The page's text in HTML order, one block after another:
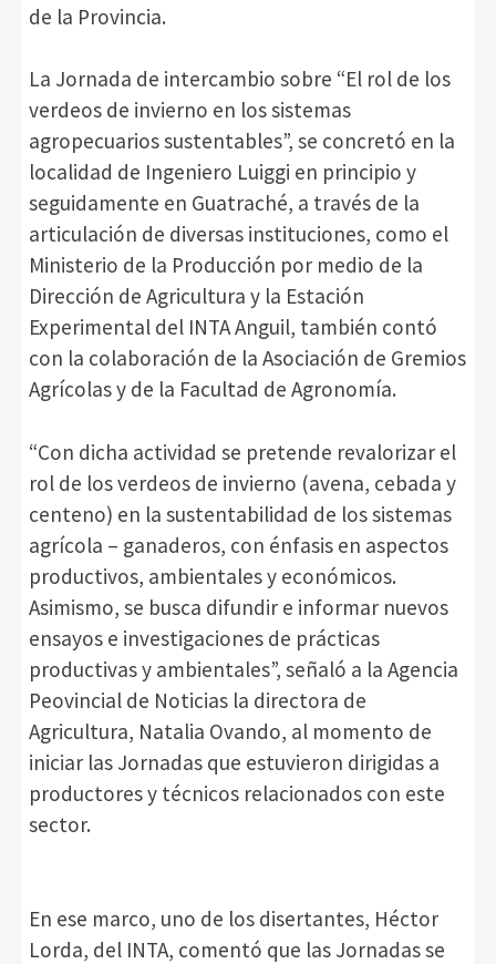
de la Provincia.
La Jornada de intercambio sobre “El rol de los
verdeos de invierno en los sistemas
agropecuarios sustentables”, se concretó en la
localidad de Ingeniero Luiggi en principio y
seguidamente en Guatraché, a través de la
articulación de diversas instituciones, como el
Ministerio de la Producción por medio de la
Dirección de Agricultura y la Estación
Experimental del INTA Anguil, también contó
con la colaboración de la Asociación de Gremios
Agrícolas y de la Facultad de Agronomía.
“Con dicha actividad se pretende revalorizar el
rol de los verdeos de invierno (avena, cebada y
centeno) en la sustentabilidad de los sistemas
agrícola – ganaderos, con énfasis en aspectos
productivos, ambientales y económicos.
Asimismo, se busca difundir e informar nuevos
ensayos e investigaciones de prácticas
productivas y ambientales”, señaló a la Agencia
Peovincial de Noticias la directora de
Agricultura, Natalia Ovando, al momento de
iniciar las Jornadas que estuvieron dirigidas a
productores y técnicos relacionados con este
sector.
En ese marco, uno de los disertantes, Héctor
Lorda, del INTA, comentó que las Jornadas se